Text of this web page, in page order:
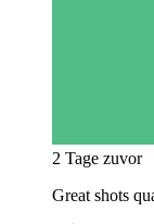
2 Tage zuvor
Great shots